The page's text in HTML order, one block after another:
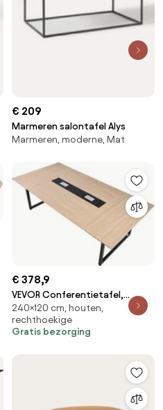
€ 209
Marmeren salontafel Alys
Marmeren, moderne, Mat
€ 378,9
VEVOR Conferentietafel,
vergadertafel voor 10
personen, 240 x 120 cm,
rechthoekige seminartafel,
poten, ideaal voor kantoor,
vergaderruimte, bruin
240×120 cm, houten,
rechthoekige
Gratis bezorging